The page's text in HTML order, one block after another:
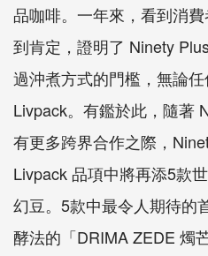
品咖啡。一年來，看到消
到肯定，證明了 Ninety
過沖煮方式的門檻，無論
Livpack。有鑑於此，隨著
有更多跨界合作之際，
Livpack 品項中將再添5款
幻豆。5款中最令人期待的
酵法的「DRIMA ZEDE 燭